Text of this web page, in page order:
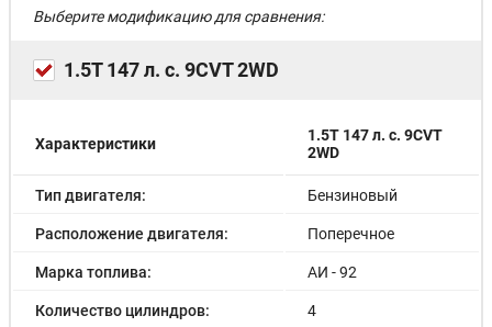
Выберите модификацию для сравнения:
1.5T 147 л. с. 9CVT 2WD
Характеристики
1.5T 147 л. с. 9CVT
2WD
Тип двигателя: Бензиновый
Расположение двигателя: Поперечное
Марка топлива: АИ - 92
Количество цилиндров: 4